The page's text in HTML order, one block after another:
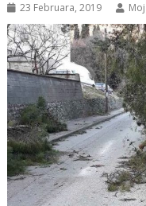
23 Februara, 2019